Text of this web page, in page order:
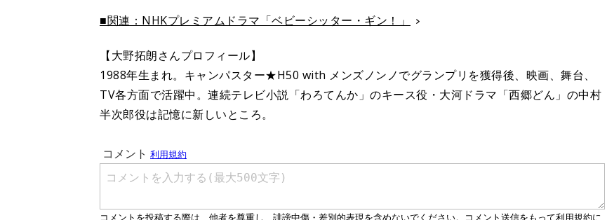
■関連：NHKプレミアムドラマ「ベビーシッター・ギン！」
【大野拓朗さんプロフィール】
1988年生まれ。キャンパスター★H50 with メンズノンノでグランプリを獲得後、映画、舞台、
TV各方面で活躍中。連続テレビ小説「わろてんか」のキース役・大河ドラマ「西郷どん」の中村
半次郎役は記憶に新しいところ。